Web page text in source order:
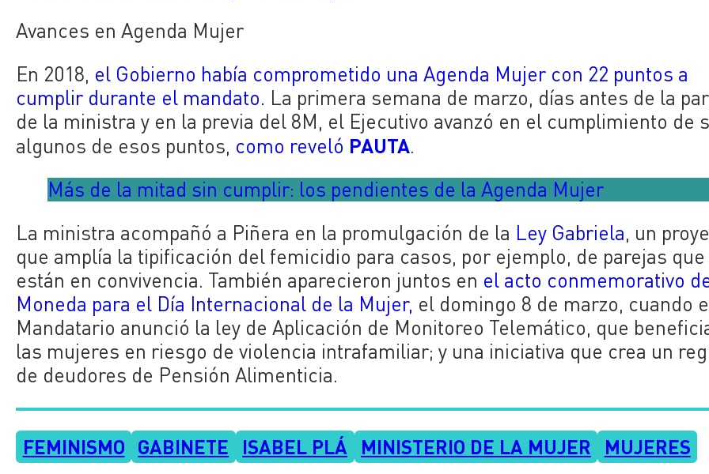
Avances en Agenda Mujer
En 2018, el Gobierno había comprometido una Agenda Mujer con 22 puntos a
cumplir durante el mandato. La primera semana de marzo, días antes de la
de la ministra y en la previa del 8M, el Ejecutivo avanzó en el cumplimiento de
algunos de esos puntos, como reveló PAUTA.
Más de la mitad sin cumplir: los pendientes de la Agenda Mujer
La ministra acompañó a Piñera en la promulgación de la Ley Gabriela, un
que amplía la tipificación del femicidio para casos, por ejemplo, de parejas que
están en convivencia. También aparecieron juntos en el acto conmemorativo
Moneda para el Día Internacional de la Mujer, el domingo 8 de marzo, cuando
Mandatario anunció la ley de Aplicación de Monitoreo Telemático, que
las mujeres en riesgo de violencia intrafamiliar; y una iniciativa que crea un
de deudores de Pensión Alimenticia.
FEMINISMO GABINETE ISABEL PLÁ MINISTERIO DE LA MUJER MUJERES